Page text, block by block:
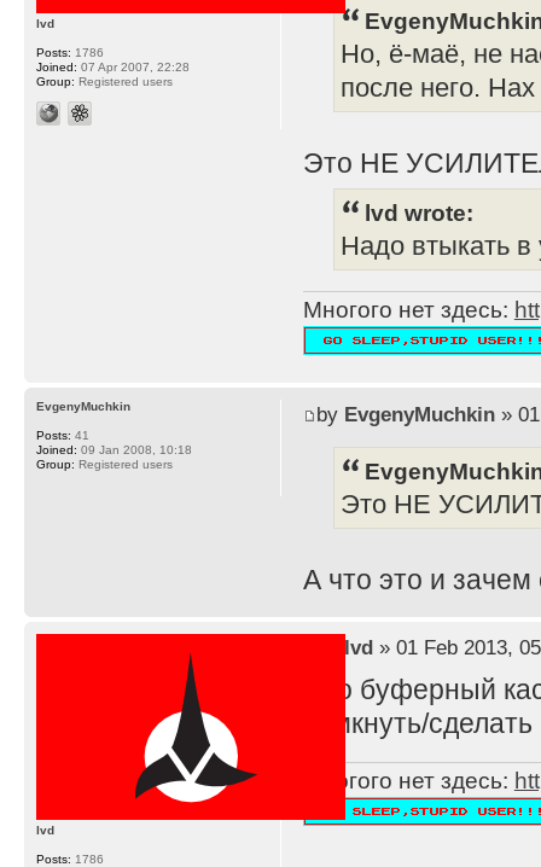
Но, ё-маё, не
после него.
Это НЕ
lvd wrote:
Надо втыкать в
Многого нет здесь:
lvd
Posts: 1786
Joined: 07 Apr 2007, 22:28
Group: Registered users
by EvgenyMuchkin» 01
Это НЕ
А что это и
EvgenyMuchkin
Posts: 41
Joined: 09 Jan 2008, 10:18
Group: Registered users
lvd» 01 Feb 2013,
Это буферный
замкнуть/
Многого нет здесь:
lvd
Posts: 1786